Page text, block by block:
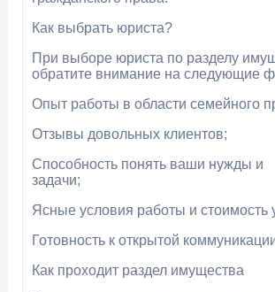
Как выбрать юриста?
При выборе юриста по разделу
обратите внимание на следующие
Опыт работы в области семейного
Отзывы довольных клиентов;
Способность понять ваши нужды и
задачи;
Ясные условия работы и стоимость
Готовность к открытой
Как проходит раздел имущества